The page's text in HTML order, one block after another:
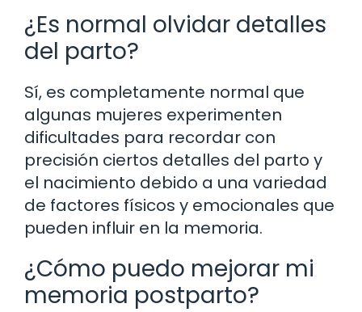
¿Es normal olvidar detalles
del parto?
Sí, es completamente normal que
algunas mujeres experimenten
dificultades para recordar con
precisión ciertos detalles del parto y
el nacimiento debido a una variedad
de factores físicos y emocionales que
pueden influir en la memoria.
¿Cómo puedo mejorar mi
memoria postparto?